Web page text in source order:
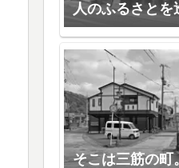
人のふるさとを
そこは三筋の町